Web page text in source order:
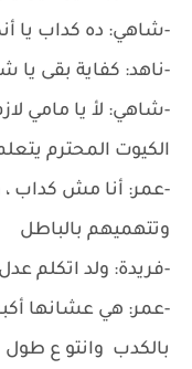
-شاهي: ده كداب يا
-ناهد: كفاية بقى يا
-شاهي: لأ يا مامي
الكيوت المحترم
-عمر: أنا مش كداب
وتتهميهم بالباطل
-فريدة: ولد اتكلم
-عمر: هي عشانها
بالكدب وانتو ع